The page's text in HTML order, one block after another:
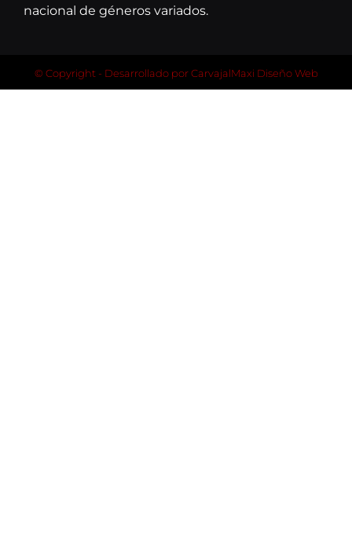
nacional de géneros variados.
© Copyright - Desarrollado porCarvajalMaxi Diseño Web